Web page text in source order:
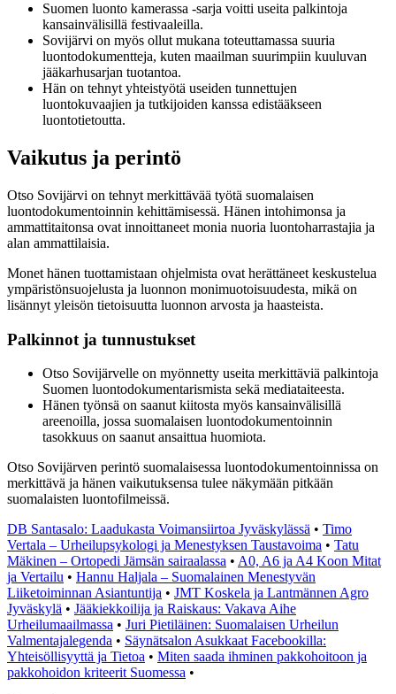
Suomen luonto kamerassa -sarja voitti useita palkintoja
kansainvälisillä festivaaleilla.
Sovijärvi on myös ollut mukana toteuttamassa suuria
luontodokumentteja, kuten maailman suurimpiin kuuluvan
jääkarhusarjan tuotantoa.
Hän on tehnyt yhteistyötä useiden tunnettujen
luontokuvaajien ja tutkijoiden kanssa edistääkseen
luontotietoutta.
Vaikutus ja perintö
Otso Sovijärvi on tehnyt merkittävää työtä suomalaisen
luontodokumentoinnin kehittämisessä. Hänen intohimonsa ja
ammattitaitonsa ovat innoittaneet monia nuoria luontoharrastajia ja
alan ammattilaisia.
Monet hänen tuottamistaan ohjelmista ovat herättäneet keskustelua
ympäristönsuojelusta ja luonnon monimuotoisuudesta, mikä on
lisännyt yleisön tietoisuutta luonnon arvosta ja haasteista.
Palkinnot ja tunnustukset
Otso Sovijärvelle on myönnetty useita merkittäviä palkintoja
Suomen luontodokumentarismista sekä mediataiteesta.
Hänen työnsä on saanut kiitosta myös kansainvälisillä
areenoilla, jossa suomalaisen luontodokumentoinnin
tasokkuus on saanut ansaittua huomiota.
Otso Sovijärven perintö suomalaisessa luontodokumentoinnissa on
merkittävä ja hänen vaikutuksensa tulee näkymään pitkään
suomalaisten luontofilmeissä.
DB Santasalo: Laadukasta Voimansiirtoa Jyväskylässä • Timo
Vertala – Urheilupsykologi ja Menestyksen Taustavoima • Tatu
Mäkinen – Ortopedi Jämsän sairaalassa • A0, A6 ja A4 Koon Mitat
ja Vertailu • Hannu Haljala – Suomalainen Menestyvän
Liiketoiminnan Asiantuntija • JMT Koskela ja Lantmännen Agro
Jyväskylä • Jääkiekkoilija ja Raiskaus: Vakava Aihe
Urheilumaailmassa • Juri Pietiläinen: Suomalaisen Urheilun
Valmentajalegenda • Säynätsalon Asukkaat Facebookilla:
Yhteisöllisyyttä ja Tietoa • Miten saada ihminen pakkohoitoon ja
pakkohoidon kriteerit Suomessa •